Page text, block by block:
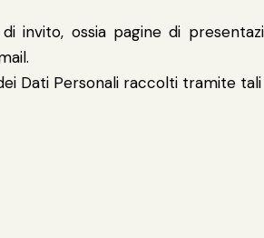
ossia pagine di
Personali raccolti tramite tali